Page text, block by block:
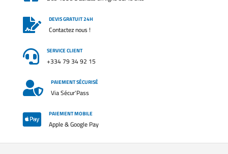
 DEVIS GRATUIT 24H
Contactez nous !
 SERVICE CLIENT
+334 79 34 92 15
 PAIEMENT SÉCURISÉ
Via Sécur'Pass
 PAIEMENT MOBILE
Apple & Google Pay